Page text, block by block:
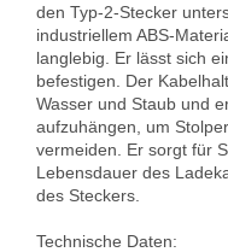
den Typ-2-Stecker
industriellem ABS-
langlebig. Er lässt sich
befestigen. Der
Wasser und Staub und
aufzuhängen, um
vermeiden. Er sorgt für
Lebensdauer des
des Steckers.
Technische Daten: